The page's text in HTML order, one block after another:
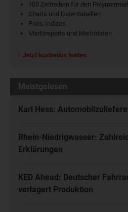
100 Zeitreihen für den
Charts und Datentabellen
Preis-Indizes
Marktreports und Marktdaten
Jetzt kostenlos testen
Meistgelesen
Karl Hess:
Rhein-Niedrigwasser:
Erklärungen
KED Ahead: Deutscher
verlagert Produktion